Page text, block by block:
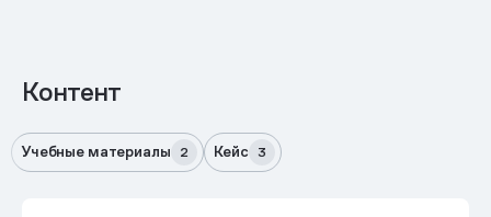
Контент
Учебные материалы 2 Кейс 3